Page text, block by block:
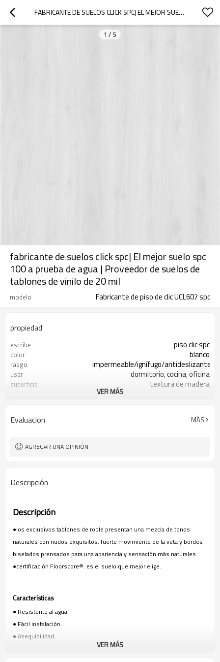
FABRICANTE DE SUELOS CLICK SPC| EL MEJOR SUELO SPC 100 A PRUEBA DE AGUA | PROVEEDOR DE SUELOS DE TABLONES DE VINILO DE 20 MIL
1 / 5
fabricante de suelos click spc| El mejor suelo spc
100 a prueba de agua | Proveedor de suelos de
tablones de vinilo de 20 mil
modelo Fabricante de piso de clic UCL607 spc
propiedad
escribe piso clic spc
color blanco
rasgo impermeable/ignífugo/antideslizante
usar dormitorio, cocina, oficina
superficie textura de madera
7"x48"
Instalar en pc haga clic en el sistema de bloqueo
capa de desgaste
almohadilla
VER MÁS
Evaluacion MÁS
AGREGAR UNA OPINIÓN
Descripción
Descripción
●los exclusivos tablones de roble presentan una mezcla de tonos
naturales con nudos exquisitos, fuerte movimiento de la veta y bordes
biselados prensados para una apariencia y sensación más naturales
●certificación Floorscore®: es el suelo que mejor elige.
Características
● Resistente al agua
● Fácil instalación.
● Asequibilidad.
VER MÁS